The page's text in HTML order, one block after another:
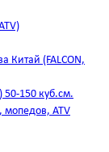
Китай (FALCON,
50-150 куб.см.
мопедов, ATV